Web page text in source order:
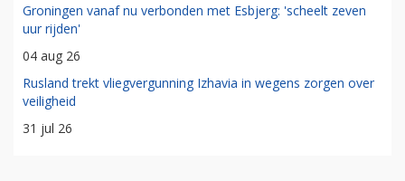
Groningen vanaf nu verbonden met Esbjerg: 'scheelt zeven
uur rijden'
04 aug 26
Rusland trekt vliegvergunning Izhavia in wegens zorgen over
veiligheid
31 jul 26